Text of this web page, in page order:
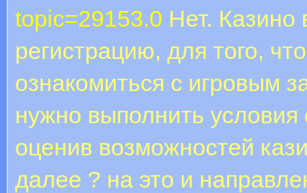
topic=29153.0 Нет. Казино
регистрацию, для того,
ознакомиться с игровым
нужно выполнить
оценив возможностей
далее ? на это и